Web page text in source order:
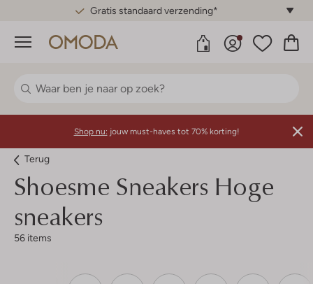
Gratis standaard verzending*
Menu
Shop nu: jouw must-haves tot 70% korting!
Terug
Shoesme Sneakers Hoge
sneakers
56 items